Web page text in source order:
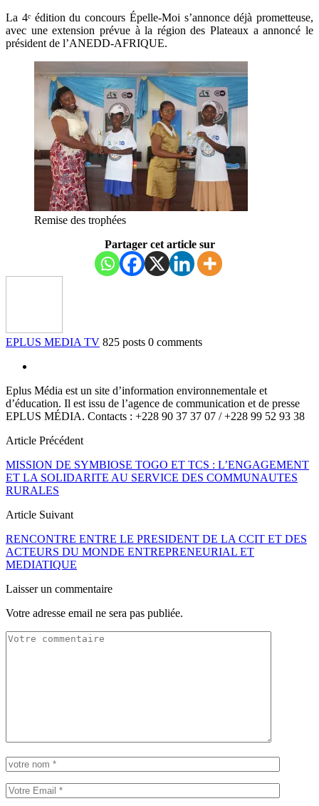
La 4ᵉ édition du concours Épelle-Moi s’annonce déjà prometteuse,
avec une extension prévue à la région des Plateaux a annoncé le
président de l’ANEDD-AFRIQUE.
Remise des trophées
Partager cet article sur
EPLUS MEDIA TV 825 posts 0 comments
Eplus Média est un site d’information environnementale et
d’éducation. Il est issu de l’agence de communication et de presse
EPLUS MÉDIA. Contacts : +228 90 37 37 07 / +228 99 52 93 38
Article Précédent
MISSION DE SYMBIOSE TOGO ET TCS : L’ENGAGEMENT
ET LA SOLIDARITE AU SERVICE DES COMMUNAUTES
RURALES
Article Suivant
RENCONTRE ENTRE LE PRESIDENT DE LA CCIT ET DES
ACTEURS DU MONDE ENTREPRENEURIAL ET
MEDIATIQUE
Laisser un commentaire
Votre adresse email ne sera pas publiée.